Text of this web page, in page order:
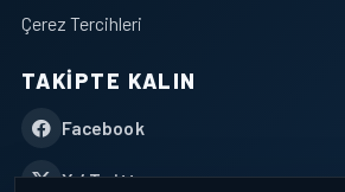
Çerez Tercihleri
TAKIPTE KALIN
Facebook
X / Twitter